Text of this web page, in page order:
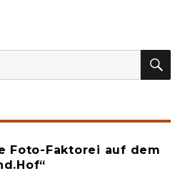
Foto-Faktorei auf dem